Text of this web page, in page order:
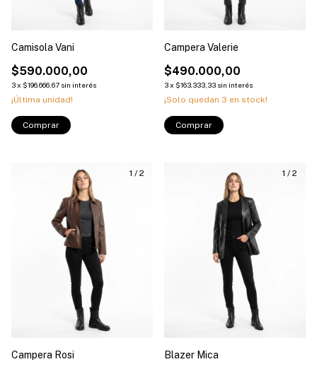
Camisola Vani
$590.000,00
3x $196.666,67 sin interés
¡Última unidad!
Comprar
Campera Valerie
$490.000,00
3x $163.333,33 sin interés
¡Solo quedan 3 en stock!
Comprar
1 / 2
Campera Rosi
1 / 2
Blazer Mica